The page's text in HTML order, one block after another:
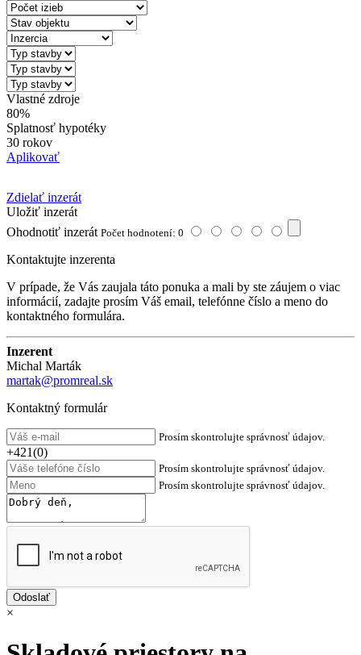
Vlastné zdroje
80%
Splatnosť hypotéky
30 rokov
Aplikovať
Zdielať inzerát
Uložiť inzerát
Ohodnotiť inzerát Počet hodnotení: 0
Kontaktujte inzerenta
V prípade, že Vás zaujala táto ponuka a mali by ste záujem o viac
informácií, zadajte prosím Váš email, telefónne číslo a meno do
kontaktného formulára.
Inzerent
Michal Marták
martak@promreal.sk
Kontaktný formulár
Prosím skontrolujte správnosť údajov.
+421(0)
Prosím skontrolujte správnosť údajov.
Prosím skontrolujte správnosť údajov.
×